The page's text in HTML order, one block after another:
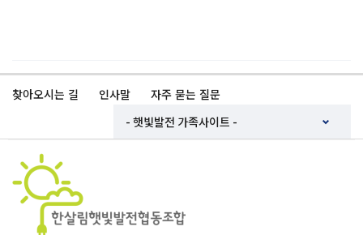
찾아오시는 길 인사말 자주 묻는 질문